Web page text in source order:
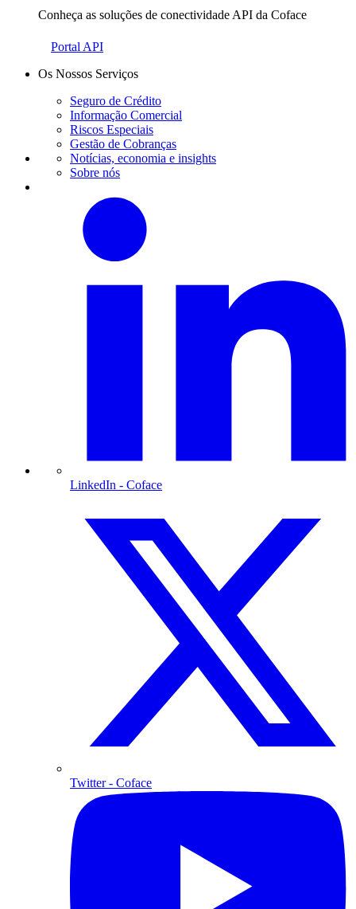
Conheça as soluções de conectividade API da Coface
Portal API
Os Nossos Serviços
Seguro de Crédito
Informação Comercial
Riscos Especiais
Gestão de Cobranças
Notícias, economia e insights
Sobre nós
LinkedIn - Coface
Twitter- Coface